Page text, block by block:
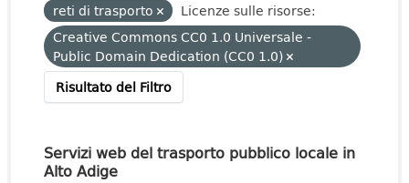
reti di trasporto
Licenze sulle risorse:
Creative Commons CC0 1.0 Universale -
Public Domain Dedication (CC0 1.0)
Risultato del Filtro
Servizi web del trasporto pubblico locale in
Alto Adige